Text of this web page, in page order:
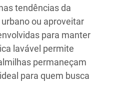
tendências da
ou aproveitar
para manter
lavável permite
permaneçam
para quem busca